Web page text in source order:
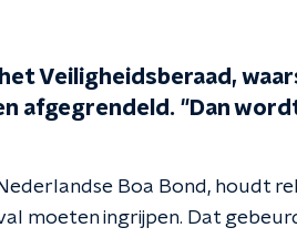
Veiligheidsberaad,
afgegrendeld. "Dan
Boa Bond, houdt
moeten ingrijpen. Dat